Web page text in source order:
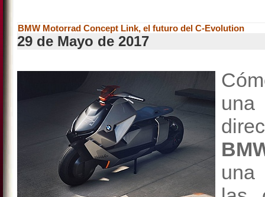
BMW Motorrad Concept Link, el futuro del C-Evolution
29 de Mayo de 2017
una